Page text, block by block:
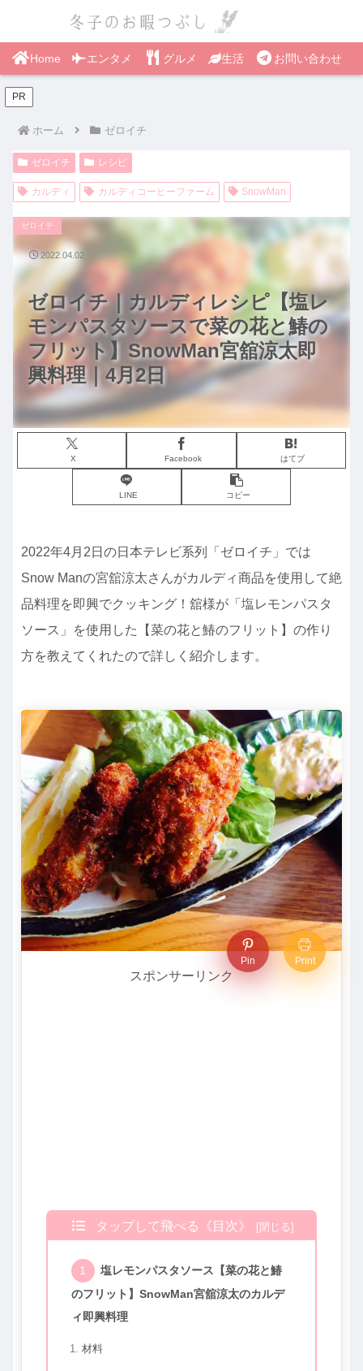
Home エンタメ グルメ 生活 お問い合わせ
PR
ホーム ゼロイチ
ゼロイチ レシピ
カルディ カルディコーヒーファーム SnowMan
ゼロイチ｜カルディレシピ【塩レ
モンパスタソースで菜の花と鰆の
フリット】SnowMan宮舘涼太即
興料理｜4月2日
ゼロイチ
X Facebook はてブ
LINE コピー
2022.04.02
2022年4月2日の日本テレビ系列「ゼロイチ」では
Snow Manの宮舘涼太さんがカルディ商品を使用して絶
品料理を即興でクッキング！舘様が「塩レモンパスタ
ソース」を使用した【菜の花と鰆のフリット】の作り
方を教えてくれたので詳しく紹介します。
Pin Print
スポンサーリンク
タップして飛べる《目次》
塩レモンパスタソース【菜の花と鰆
のフリット】SnowMan宮舘涼太のカルデ
ィ即興料理
材料